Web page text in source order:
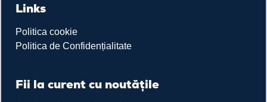
Links
Politica cookie
Politica de Confidențialitate
Fii la curent cu noutățile